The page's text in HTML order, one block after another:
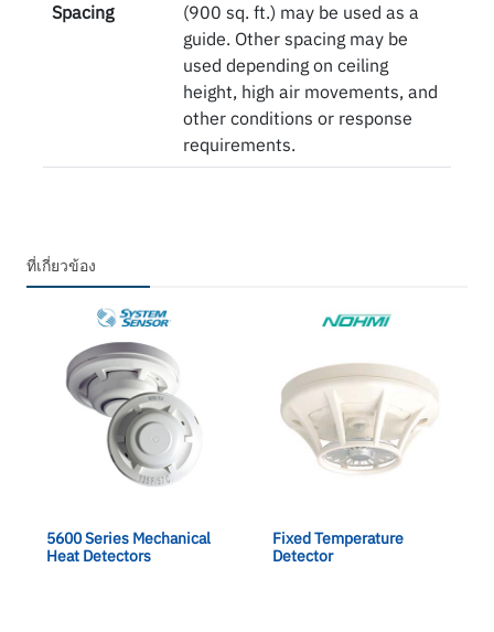
Spacing
(900 sq. ft.) may be used as a
guide. Other spacing may be
used depending on ceiling
height, high air movements, and
other conditions or response
requirements.
ที่เกี่ยวข้อง
5600 Series Mechanical
Heat Detectors
Fixed Temperature
Detector